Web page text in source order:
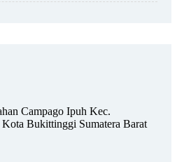
Campago Ipuh Kec.
Bukittinggi Sumatera Barat